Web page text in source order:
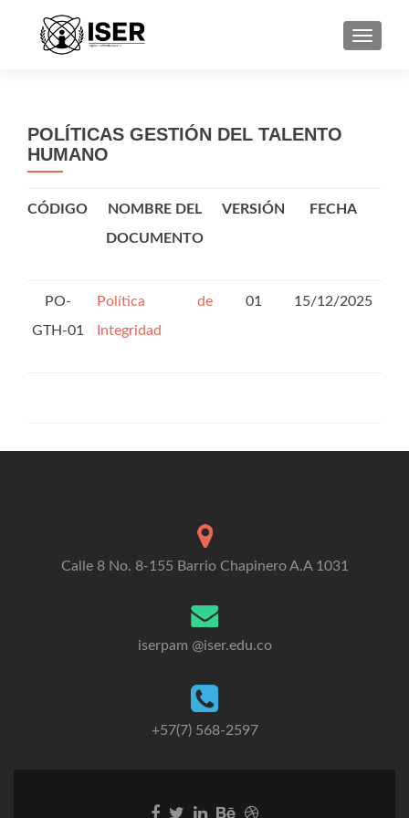
POLÍTICAS GESTIÓN DEL TALENTO
HUMANO
CÓDIGO
NOMBRE DEL
DOCUMENTO
VERSIÓN FECHA
PO-
GTH-01
Política de
Integridad
01 15/12/2025
Calle 8 No. 8-155 Barrio Chapinero A.A 1031
iserpam @iser.edu.co
+57(7) 568-2597
Go Go Go Go Go